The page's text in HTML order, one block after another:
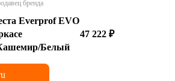
бренда
Everprof EVO
Кашемир/Белый
47 222 ₽